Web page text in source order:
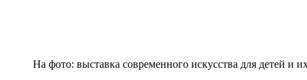
На фото: выставка современного искусства для детей